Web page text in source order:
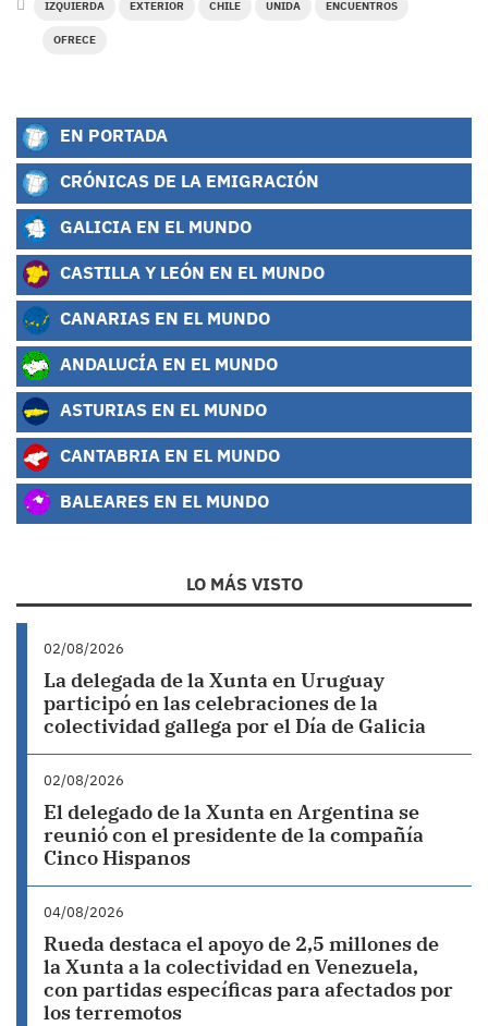
IZQUIERDA EXTERIOR CHILE UNIDA ENCUENTROS
OFRECE
EN PORTADA
CRÓNICAS DE LA EMIGRACIÓN
GALICIA EN EL MUNDO
CASTILLA Y LEÓN EN EL MUNDO
CANARIAS EN EL MUNDO
ANDALUCÍA EN EL MUNDO
ASTURIAS EN EL MUNDO
CANTABRIA EN EL MUNDO
BALEARES EN EL MUNDO
LO MÁS VISTO
02/08/2026
La delegada de la Xunta en Uruguay
participó en las celebraciones de la
colectividad gallega por el Día de Galicia
02/08/2026
El delegado de la Xunta en Argentina se
reunió con el presidente de la compañía
Cinco Hispanos
04/08/2026
Rueda destaca el apoyo de 2,5 millones de
la Xunta a la colectividad en Venezuela,
con partidas específicas para afectados por
los terremotos